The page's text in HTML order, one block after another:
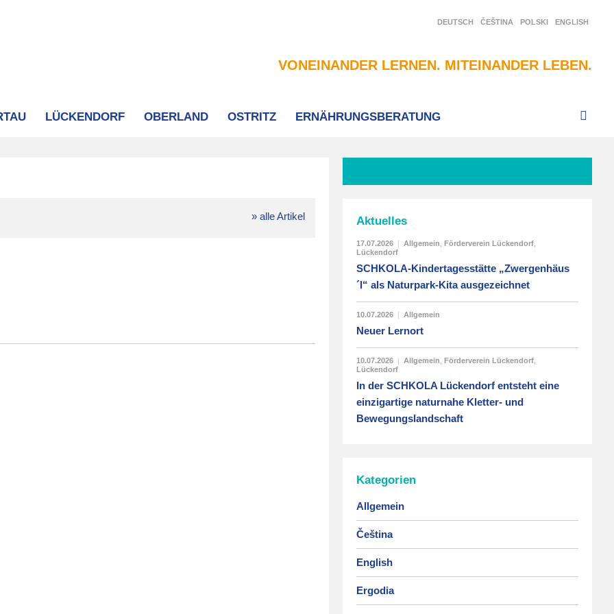
DEUTSCH ČEŠTINA POLSKI ENGLISH
VONEINANDER LERNEN. MITEINANDER LEBEN.
LÜCKENDORF OBERLAND OSTRITZ ERNÄHRUNGSBERATUNG
» alle Artikel Aktuelles
17.07.2026 | Allgemein Förderverein Lückendorf
Lückendorf
SCHKOLA-Kindertagesstätte „Zwergenhäus
´l“ als Naturpark-Kita ausgezeichnet
10.07.2026 | Allgemein
Neuer Lernort
10.07.2026 | Allgemein Förderverein Lückendorf
Lückendorf
In der SCHKOLA Lückendorf entsteht eine
einzigartige naturnahe Kletter- und
Bewegungslandschaft
Kategorien
Allgemein
Čeština
English
Ergodia